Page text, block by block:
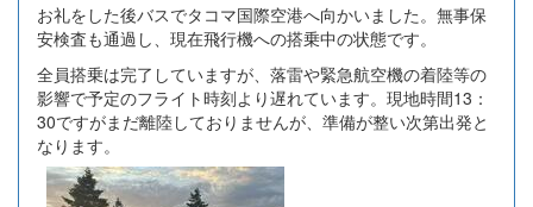
お礼をした後バスでタコマ国際空港へ向かいました。無事保
安検査も通過し、現在飛行機への搭乗中の状態です。
全員搭乗は完了していますが、落雷や緊急航空機の着陸等の
影響で予定のフライト時刻より遅れています。現地時間13：
30ですがまだ離陸しておりませんが、準備が整い次第出発と
なります。